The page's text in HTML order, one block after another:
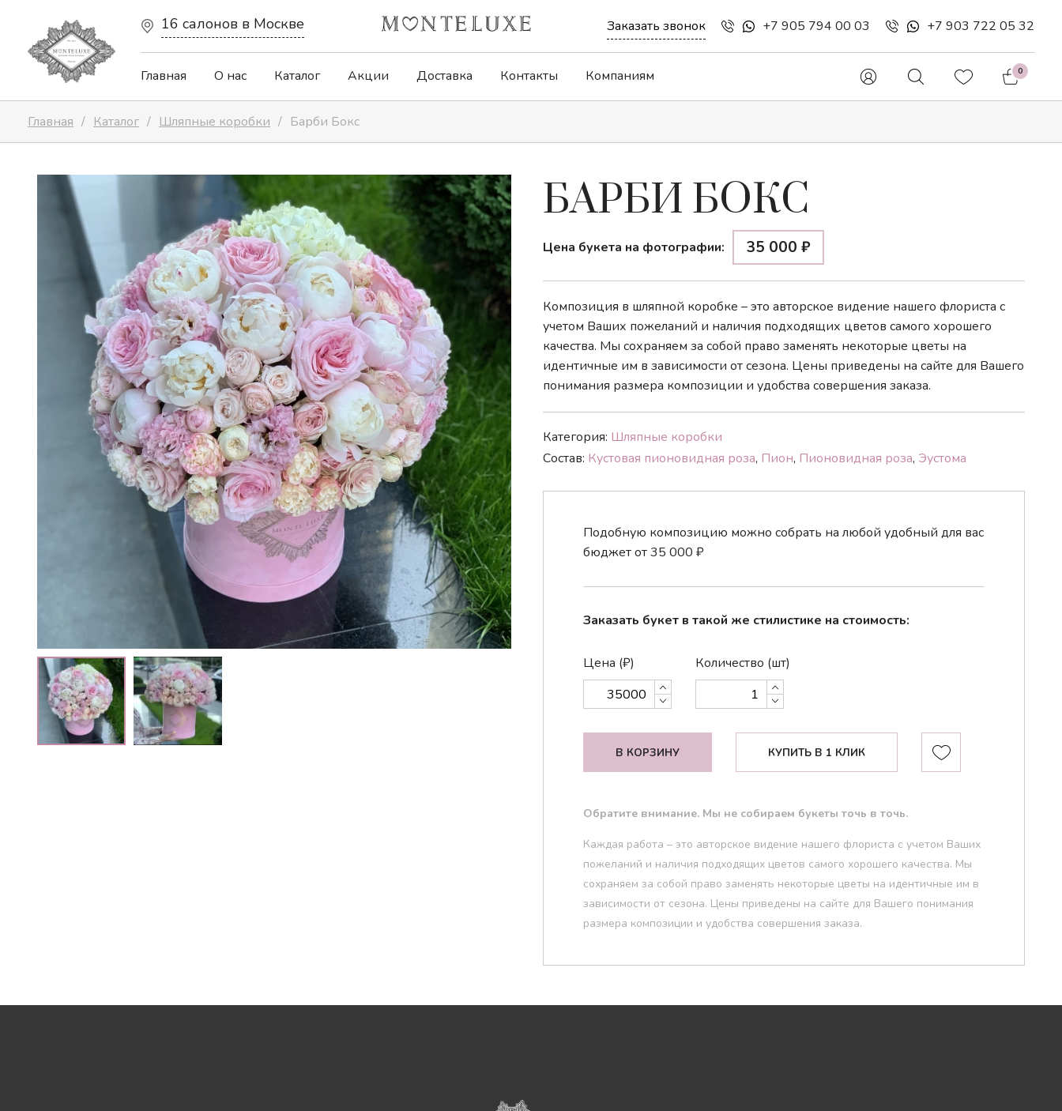
16 салонов в Москве Заказать звонок +7 905 794 00 03 +7 903 722 05 32
Главная О нас Каталог
Авторские букеты Букеты-комплименты Дофаминовые букеты Шляпные коробки
Капсульная коллекция Корзины с цветами Композиции
Цветочные сердца Монобукеты Розы Цветочные конверты
Весенняя коллекция
Акции Доставка Контакты Компаниям 0
Главная Каталог Шляпные коробки Барби Бокс
БАРБИ БОКС
Цена букета на фотографии: 35 000 ₽
Композиция в шляпной коробке – это авторское видение нашего флориста с
учетом Ваших пожеланий и наличия подходящих цветов самого хорошего
качества. Мы сохраняем за собой право заменять некоторые цветы на
идентичные им в зависимости от сезона. Цены приведены на сайте для Вашего
понимания размера композиции и удобства совершения заказа.
Категория: Шляпные коробки
Состав: Кустовая пионовидная роза, Пион, Пионовидная роза, Эустома
Подобную композицию можно собрать на любой удобный для вас
бюджет от35 000 ₽
Заказать букет в такой же стилистике на стоимость:
Цена (₽) Количество (шт)
В КОРЗИНУ КУПИТЬ В 1 КЛИК
Обратите внимание. Мы не собираем букеты точь в точь.
Каждая работа – это авторское видение нашего флориста с учетом Ваших
пожеланий и наличия подходящих цветов самого хорошего качества. Мы
сохраняем за собой право заменять некоторые цветы на идентичные им в
зависимости от сезона. Цены приведены на сайте для Вашего понимания
размера композиции и удобства совершения заказа.